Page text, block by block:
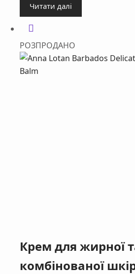
Читати далі
РОЗПРОДАНО
Крем для жирної
комбінованої